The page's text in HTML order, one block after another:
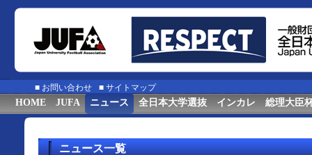
■ お問い合わせ ■ サイトマップ
HOME JUFA ニュース 全日本大学選抜 インカレ 総理大臣
ニュース一覧